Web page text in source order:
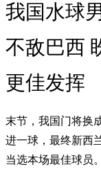
我国水球
不敌巴西
更佳发挥
末节，我国门将换
进一球，最终新西
当选本场最佳球员。